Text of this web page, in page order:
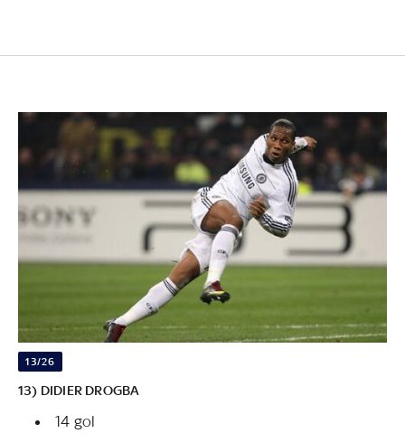
13/26
13) DIDIER DROGBA
14 gol